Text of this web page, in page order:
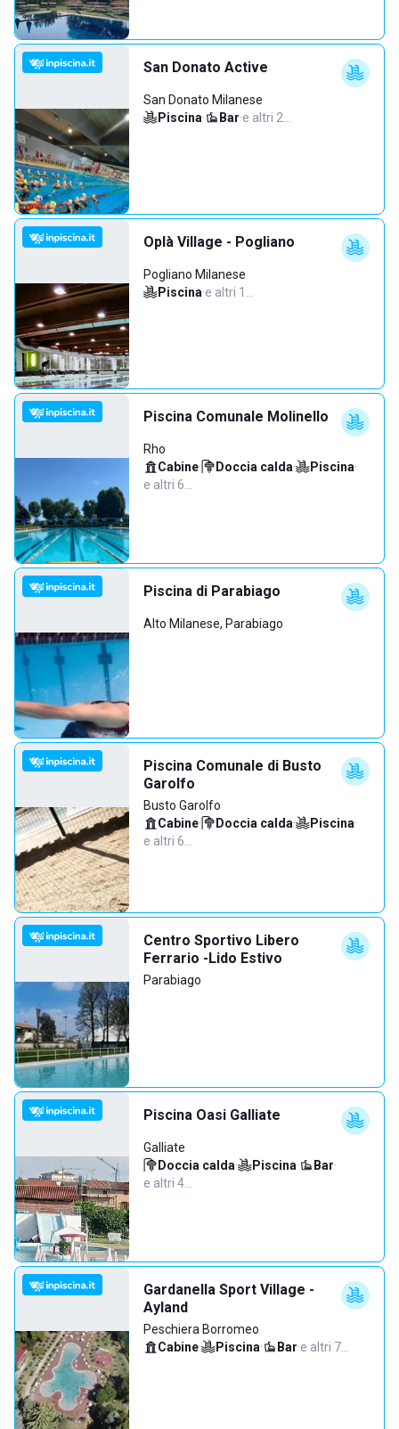
San Donato Active
San Donato Milanese
Piscina· Bar·e altri 2…
Oplà Village - Pogliano
Pogliano Milanese
Piscina·e altri 1…
Piscina Comunale Molinello
Rho
Cabine· Doccia calda· Piscina·
e altri 6…
Piscina di Parabiago
Alto Milanese, Parabiago
Piscina Comunale di Busto
Garolfo
Busto Garolfo
Cabine· Doccia calda· Piscina·
e altri 6…
Centro Sportivo Libero
Ferrario -Lido Estivo
Parabiago
Piscina Oasi Galliate
Galliate
Doccia calda· Piscina· Bar·
e altri 4…
Gardanella Sport Village -
Ayland
Peschiera Borromeo
Cabine· Piscina· Bar·e altri 7…